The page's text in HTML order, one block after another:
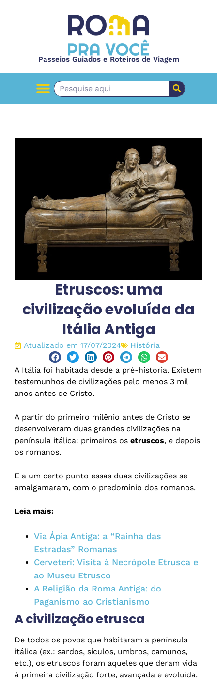
Passeios Guiados e Roteiros de Viagem
Etruscos: uma
civilização evoluída da
Itália Antiga
Atualizado em 17/07/2024 História
A Itália foi habitada desde a pré-história. Existem
testemunhos de civilizações pelo menos 3 mil
anos antes de Cristo.
A partir do primeiro milênio antes de Cristo se
desenvolveram duas grandes civilizações na
península itálica: primeiros os etruscos, e depois
os romanos.
E a um certo punto essas duas civilizações se
amalgamaram, com o predomínio dos romanos.
Leia mais:
Via Ápia Antiga: a “Rainha das
Estradas” Romanas
Cerveteri: Visita à Necrópole Etrusca e
ao Museu Etrusco
A Religião da Roma Antiga: do
Paganismo ao Cristianismo
A civilização etrusca
De todos os povos que habitaram a península
itálica (ex.: sardos, sículos, umbros, camunos,
etc.), os etruscos foram aqueles que deram vida
à primeira civilização forte, avançada e evoluída.